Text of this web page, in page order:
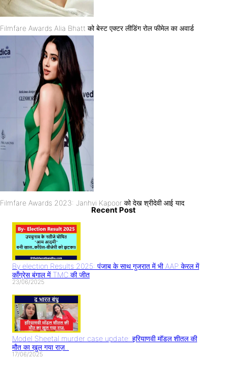
Filmfare Awards Alia Bhatt को बेस्ट एक्टर लीडिंग रोल फीमेल का अवार्ड
Filmfare Awards 2023: Janhvi Kapoor को देख श्रीदेवी आई याद
Recent Post
By election Results 2025: पंजाब के साथ गुजरात में भी AAP केरल में
काँग्रेस बंगाल में TMC की जीत
23/06/2025
Model Sheetal murder case update: हरियाणवी मॉडल शीतल की
मौत का खुल गया राज़..
17/06/2025